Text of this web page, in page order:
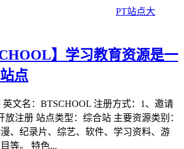
PT站点大
】学习教育资源是一
点
文名：BTSCHOOL 注册方式：1、邀请
放注册 站点类型：综合站 主要资源类别：
、纪录片、综艺、软件、学习资料、游
等。 特色...